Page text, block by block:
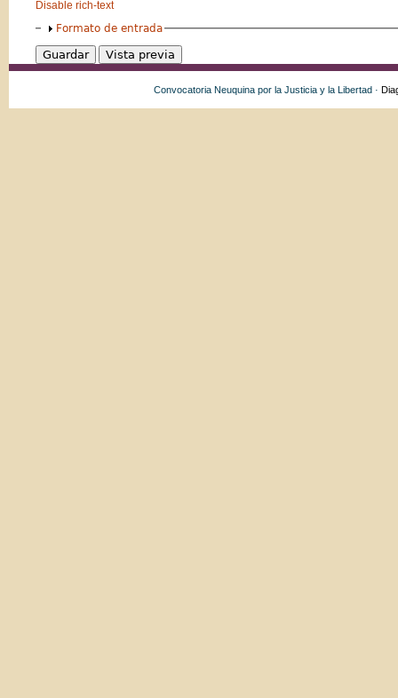
Disable rich-text
Formato de entrada
Convocatoria Neuquina por la Justicia y la Libertad ·